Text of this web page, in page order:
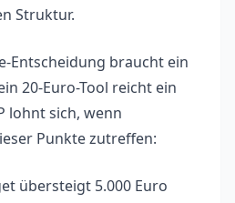
Struktur.
Entscheidung braucht ein
20-Euro-Tool reicht ein
lohnt sich, wenn
Punkte zutreffen:
übersteigt 5.000 Euro